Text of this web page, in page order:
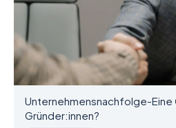
Unternehmensnachfolge-Eine
Gründer:innen?